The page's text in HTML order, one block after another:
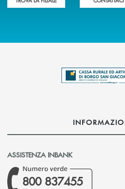
ASSISTENZA INBANK
800 837455